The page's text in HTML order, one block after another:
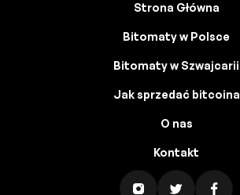
Strona Główna
Bitomaty w Polsce
Bitomaty w Szwajcarii
Jak sprzedać bitcoina
O nas
Kontakt